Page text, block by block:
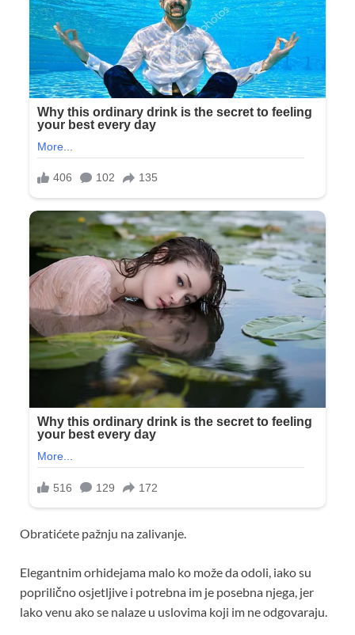
Obratićete pažnju na zalivanje.
Elegantnim orhidejama malo ko može da odoli, iako su
poprilično osjetljive i potrebna im je posebna njega, jer
lako venu ako se nalaze u uslovima koji im ne odgovaraju.